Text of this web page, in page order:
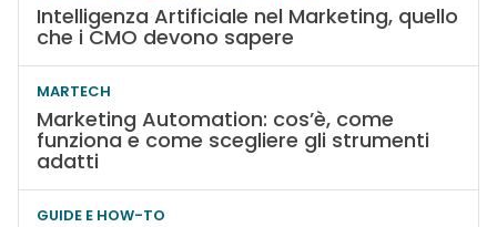
Intelligenza Artificiale nel Marketing, quello
che i CMO devono sapere
MARTECH
Marketing Automation: cos’è, come
funziona e come scegliere gli strumenti
adatti
GUIDE E HOW-TO